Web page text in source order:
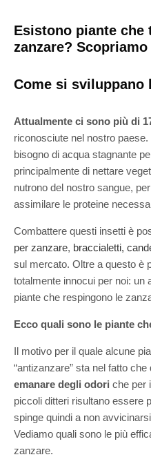
Esistono piante che
zanzare?
Come si sviluppano
Attualmente ci sono più di
riconosciute nel nostro
bisogno di acqua stagnante
principalmente di nettare
nutrono del nostro sangue,
assimilare le proteine
Combattere questi insetti è
per zanzare, braccialetti,
sul mercato. Oltre a questo è
totalmente innocui per noi: un
piante che respingono le
Ecco quali sono le piante
Il motivo per il quale alcune
“antizanzare” sta nel fatto
emanare degli odori che per
piccoli ditteri risultano essere
spinge quindi a non
Vediamo quali sono le più
zanzare.